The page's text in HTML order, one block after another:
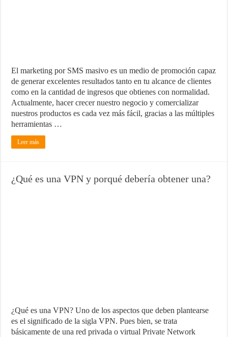
El marketing por SMS masivo es un medio de promoción capaz
de generar excelentes resultados tanto en tu alcance de clientes
como en la cantidad de ingresos que obtienes con normalidad.
Actualmente, hacer crecer nuestro negocio y comercializar
nuestros productos es cada vez más fácil, gracias a las múltiples
herramientas …
Leer más
¿Qué es una VPN y porqué debería obtener una?
¿Qué es una VPN? Uno de los aspectos que deben plantearse
es el significado de la sigla VPN. Pues bien, se trata
básicamente de una red privada o virtual Private Network